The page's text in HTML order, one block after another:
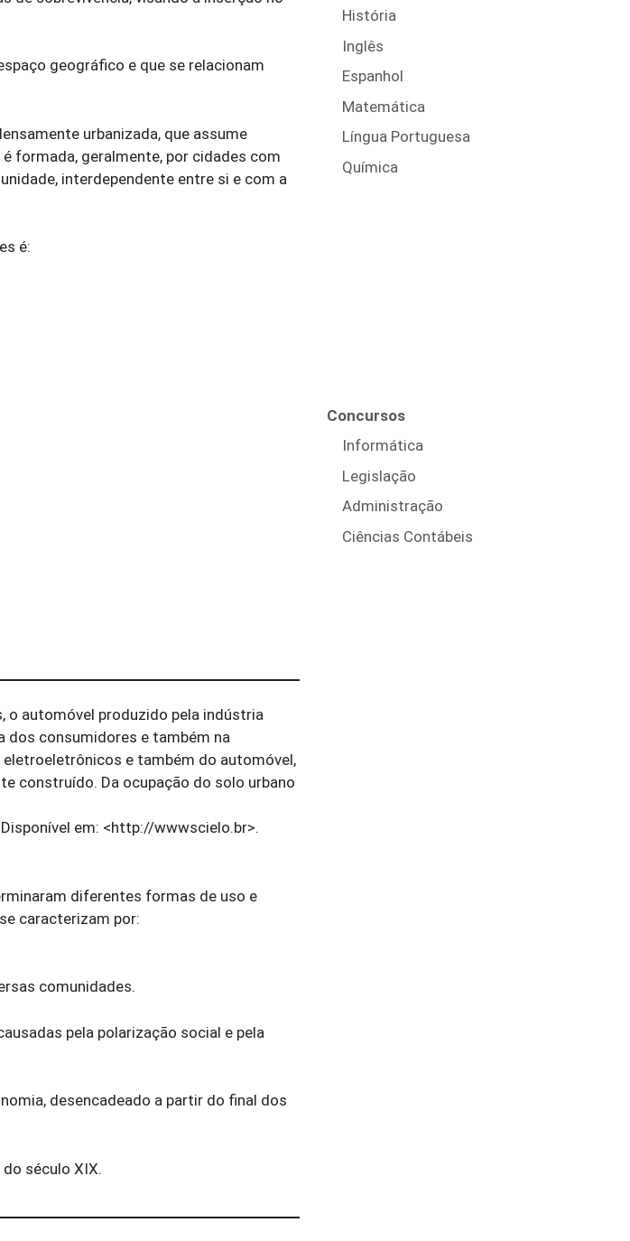
geográfico e que se relacionam
urbanizada, que assume
formada, geralmente, por cidades com
interdependente entre si e com a
é:
o automóvel produzido pela indústria
dos consumidores e também na
e também do automóvel,
construído. Da ocupação do solo urbano
em: <http://wwwscielo.br>.
diferentes formas de uso e
caracterizam por:
comunidades.
pela polarização social e pela
desencadeado a partir do final dos
século XIX.
História
Inglês
Espanhol
Matemática
Língua Portuguesa
Química
Concursos
Informática
Legislação
Administração
Ciências Contábeis